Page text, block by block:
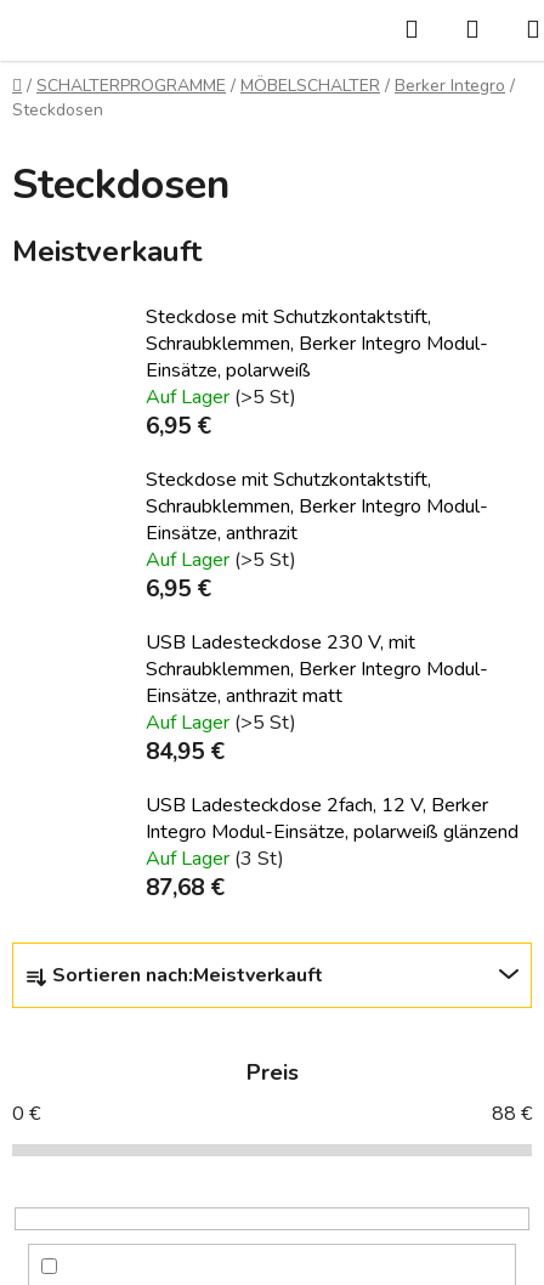
springen
Suchen
Startseite
/ SCHALTERPROGRAMME / MÖBELSCHALTER / Berker Integro /
Steckdosen
Steckdosen
Meistverkauft
Steckdose mit Schutzkontaktstift,
Schraubklemmen, Berker Integro Modul-
Einsätze, polarweiß
Auf Lager (>5 St)
6,95 €
Steckdose mit Schutzkontaktstift,
Schraubklemmen, Berker Integro Modul-
Einsätze, anthrazit
Auf Lager (>5 St)
6,95 €
USB Ladesteckdose 230 V, mit
Schraubklemmen, Berker Integro Modul-
Einsätze, anthrazit matt
Auf Lager (>5 St)
84,95 €
USB Ladesteckdose 2fach, 12 V, Berker
Integro Modul-Einsätze, polarweiß glänzend
Auf Lager (3 St)
87,68 €
P
o
k
t
o
r
Sortieren nach:Meistverkauft
Preis
0 € 88 €